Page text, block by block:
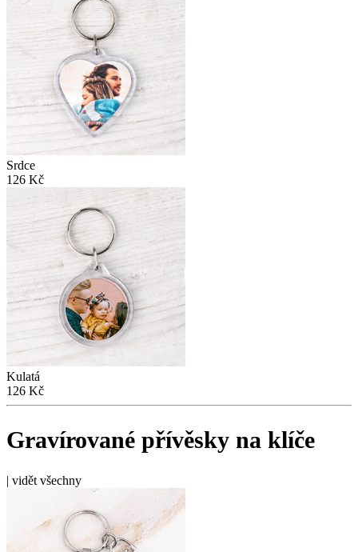
Srdce
126 Kč
Kulatá
126 Kč
Gravírované přívěsky na klíče
| vidět všechny